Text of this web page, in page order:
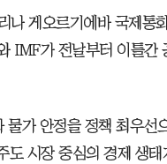
나 게오르기에바 국제통
IMF가 전날부터 이틀간
가 안정을 정책 최우선
도 시장 중심의 경제 생태